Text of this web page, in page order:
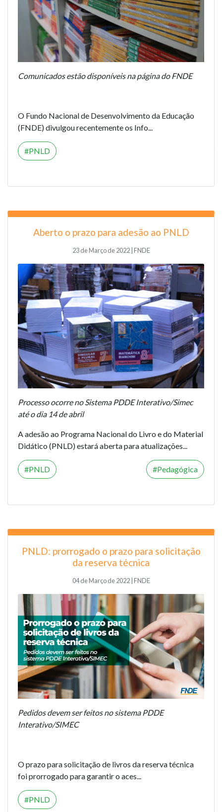
Comunicados estão disponíveis na página do FNDE
O Fundo Nacional de Desenvolvimento da Educação
(FNDE) divulgou recentemente os Info...
PNLD
Aberto o prazo para adesão ao PNLD
23 de Março de 2022 | FNDE
Processo ocorre no Sistema PDDE Interativo/Simec
até o dia 14 de abril
A adesão ao Programa Nacional do Livro e do Material
Didático (PNLD) estará aberta para atualizações...
PNLD Pedagógica
PNLD: prorrogado o prazo para solicitação
da reserva técnica
04 de Março de 2022 | FNDE
Pedidos devem ser feitos no sistema PDDE
Interativo/SIMEC
O prazo para solicitação de livros da reserva técnica
foi prorrogado para garantir o aces...
PNLD